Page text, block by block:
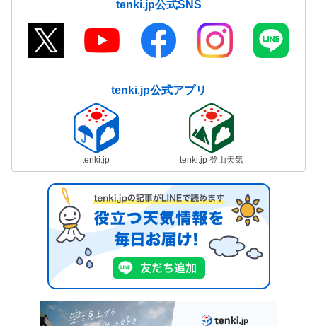
tenki.jp公式SNS
tenki.jp公式アプリ
tenki.jp tenki.jp 登山天気